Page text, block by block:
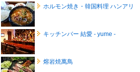
ホルモン焼き・韓国料理 ハンアリ
キッチンバー 結愛 - yume -
熔岩焼萬鳥